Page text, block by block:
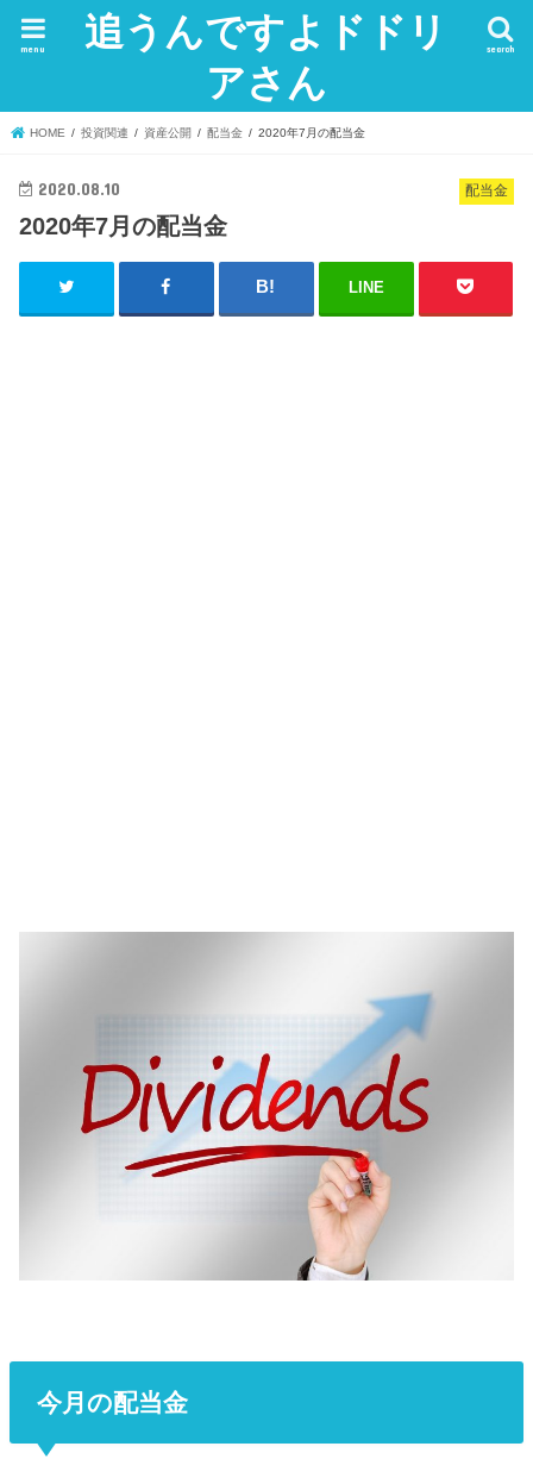
追うんですよドドリ
アさん
search
menu
HOME 投資関連 資産公開 配当金 2020年7月の配当金
配当金
2020.08.10
2020年7月の配当金
LINE
今月の配当金